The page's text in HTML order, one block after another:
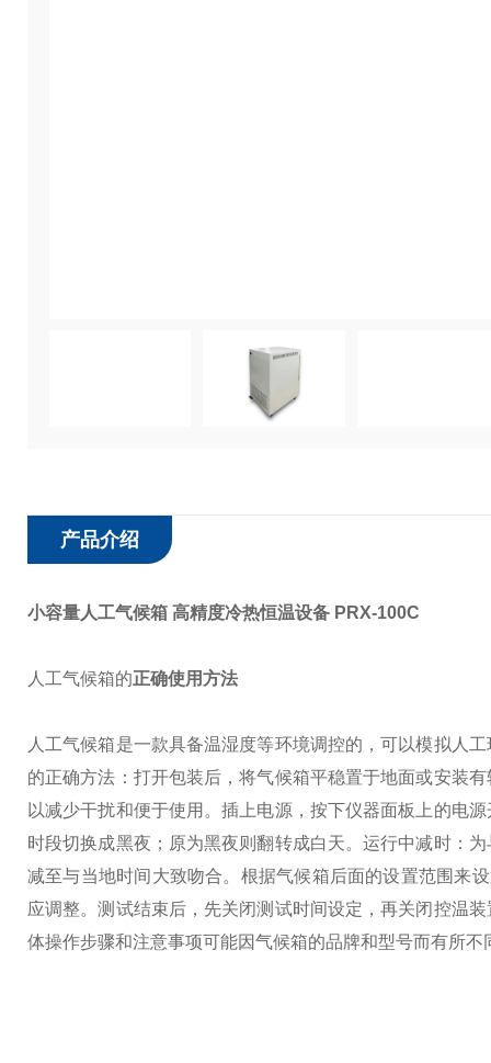
产品介绍
小容量人工气候箱 高精度冷热恒温设备 PRX-100C
人工气候箱的正确使用方法
人工气候箱是一款具备温湿度等环境调控的，可以模拟人
的正确方法： 打开包装后，将气候箱平稳置于地面或安装
以减少干扰和便于使用。插上电源，按下仪器面板上的电
时段切换成黑夜；原为黑夜则翻转成白天。运行中减时：
减至与当地时间大致吻合。 根据气候箱后面的设置范围来
应调整。测试结束后，先关闭测试时间设定，再关闭控温
体操作步骤和注意事项可能因气候箱的品牌和型号而有所